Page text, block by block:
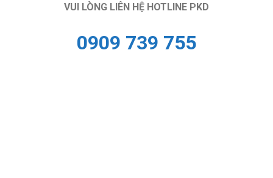
VUI LÒNG LIÊN HỆ HOTLINE PKD
0909 739 755